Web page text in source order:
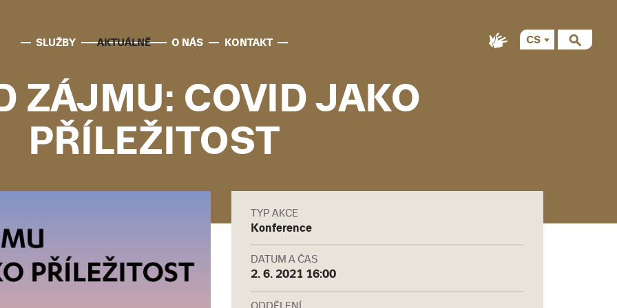
SLUŽBY AKTUÁLNĚ O NÁS KONTAKT CS
ZÁJMU: COVID JAKO
PŘÍLEŽITOST
TYP AKCE
Konference
DATUM A ČAS
2. 6. 2021 16:00